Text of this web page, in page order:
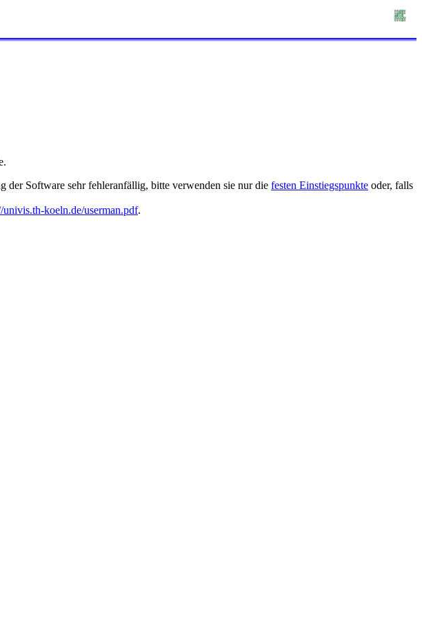
der Software sehr fehleranfällig, bitte verwenden sie nur die festen Einstiegspunkte oder, falls
univis.th-koeln.de/userman.pdf.